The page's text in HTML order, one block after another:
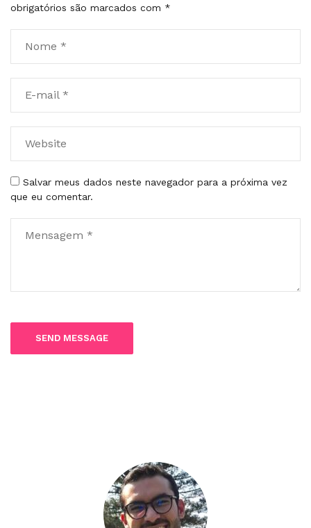
obrigatórios são marcados com *
Salvar meus dados neste navegador para a próxima vez
que eu comentar.